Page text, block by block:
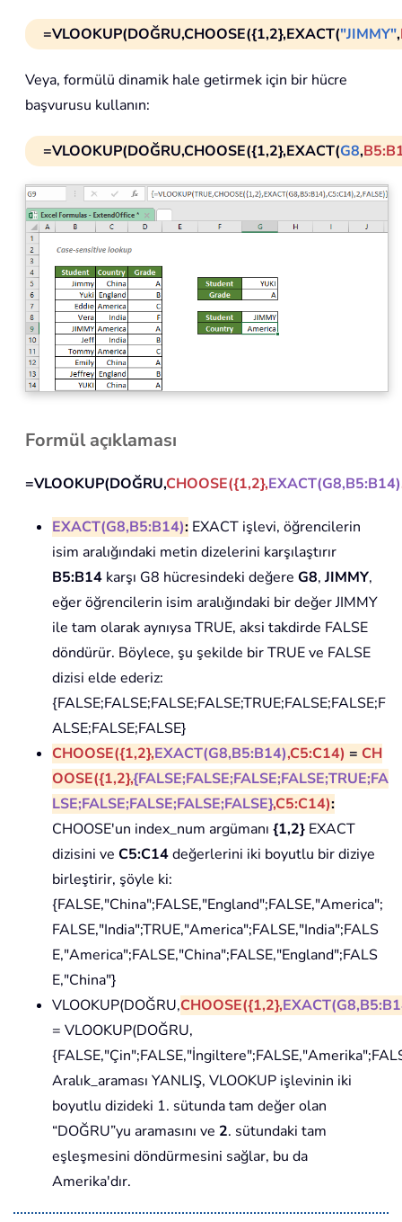
=VLOOKUP(DOĞRU,CHOOSE({1,2},EXACT("JIMMY",
Veya, formülü dinamik hale getirmek için bir hücre
başvurusu kullanın:
=VLOOKUP(DOĞRU,CHOOSE({1,2},EXACT(G8,
Formül açıklaması
=VLOOKUP(DOĞRU,CHOOSE({1,2},EXACT(G8,B5:B14)
EXACT(G8,B5:B14): EXACT işlevi, öğrencilerin
isim aralığındaki metin dizelerini karşılaştırır
B5:B14 karşı G8 hücresindeki değere G8, JIMMY,
eğer öğrencilerin isim aralığındaki bir değer JIMMY
ile tam olarak aynıysa TRUE, aksi takdirde FALSE
döndürür. Böylece, şu şekilde bir TRUE ve FALSE
dizisi elde ederiz:
{FALSE;FALSE;FALSE;FALSE;TRUE;FALSE;FALSE;F
ALSE;FALSE;FALSE}
CHOOSE({1,2},EXACT(G8,B5:B14),C5:C14) = CH
OOSE({1,2},{FALSE;FALSE;FALSE;FALSE;TRUE;FA
LSE;FALSE;FALSE;FALSE;FALSE},C5:C14):
CHOOSE'un index_num argümanı {1,2} EXACT
dizisini ve C5:C14değerlerini iki boyutlu bir diziye
birleştirir, şöyle ki:
{FALSE,"China";FALSE,"England";FALSE,"America";
FALSE,"India";TRUE,"America";FALSE,"India";FALS
E,"America";FALSE,"China";FALSE,"England";FALS
E,"China"}
VLOOKUP(DOĞRU,CHOOSE({1,2},
= VLOOKUP(DOĞRU,
Aralık_araması YANLIŞ, VLOOKUP işlevinin iki
boyutlu dizideki 1. sütunda tam değer olan
“DOĞRU”yu aramasını ve 2. sütundaki tam
eşleşmesini döndürmesini sağlar, bu da
Amerika'dır.